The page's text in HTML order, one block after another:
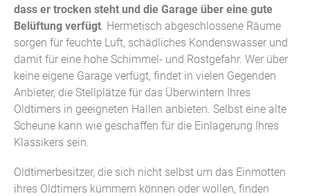
dass er trocken steht und die Garage über eine gute
Belüftung verfügt . Hermetisch abgeschlossene Räume
sorgen für feuchte Luft, schädliches Kondenswasser und
damit für eine hohe Schimmel- und Rostgefahr. Wer über
keine eigene Garage verfügt, findet in vielen Gegenden
Anbieter, die Stellplätze für das Überwintern Ihres
Oldtimers in geeigneten Hallen anbieten. Selbst eine alte
Scheune kann wie geschaffen für die Einlagerung Ihres
Klassikers sein.
Oldtimerbesitzer, die sich nicht selbst um das Einmotten
ihres Oldtimers kümmern können oder wollen, finden